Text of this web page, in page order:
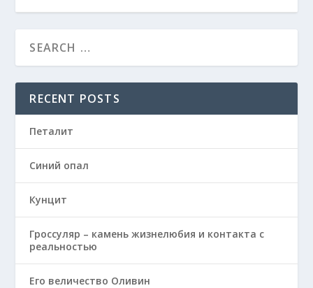
RECENT POSTS
Петалит
Синий опал
Кунцит
Гроссуляр – камень жизнелюбия и контакта с
реальностью
Его величество Оливин